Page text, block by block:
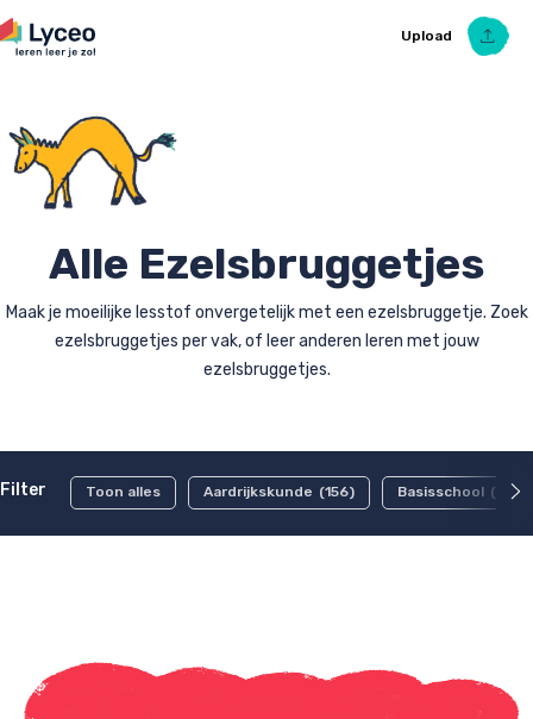
Upload
Alle Ezelsbruggetjes
Maak je moeilijke lesstof onvergetelijk met een ezelsbruggetje. Zoek
ezelsbruggetjes per vak, of leer anderen leren met jouw
ezelsbruggetjes.
Filter Toon alles Aardrijkskunde (156) Basisschool (15)